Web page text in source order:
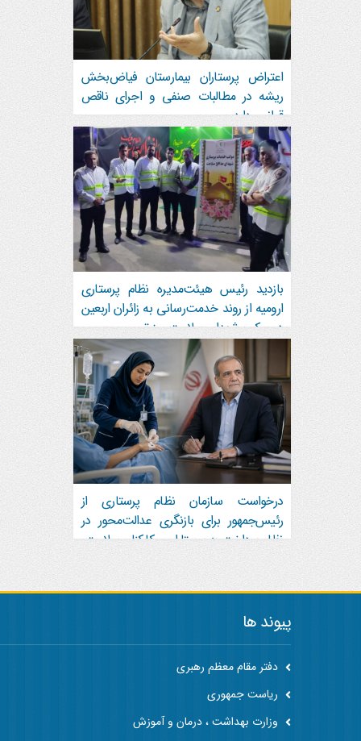
اعتراض پرستاران بیمارستان فیاض‌بخش
ریشه در مطالبات صنفی و اجرای ناقص
قوانین دارد
بازدید رئیس هیئت‌مدیره نظام پرستاری
ارومیه از روند خدمت‌رسانی به زائران اربعین
در موکب شهدای سلامت مرز تمرچین
درخواست سازمان نظام پرستاری از
رئیس‌جمهور برای بازنگری عدالت‌محور در
نظام پرداخت به پرستاران و کارکنان سلامت
پیوند ها
دفتر مقام معظم رهبری
ریاست جمهوری
وزارت بهداشت ، درمان و آموزش